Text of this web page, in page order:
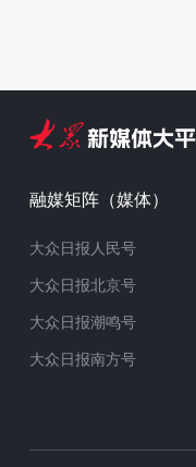
融媒矩阵（媒体）
大众日报人民号
大众日报北京号
大众日报潮鸣号
大众日报南方号